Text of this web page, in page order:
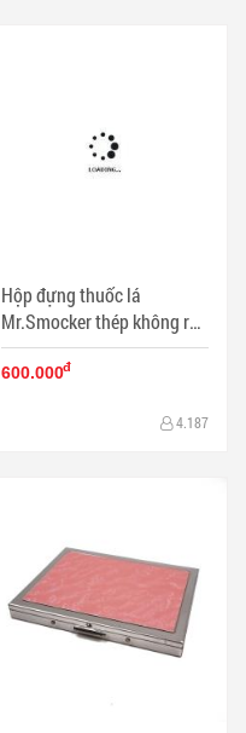
Hộp đựng thuốc lá
Mr.Smocker thép không rỳ
bạc trắng ( loại 20 điều ) -
Mã SP: BL03177
600.000đ
4.187